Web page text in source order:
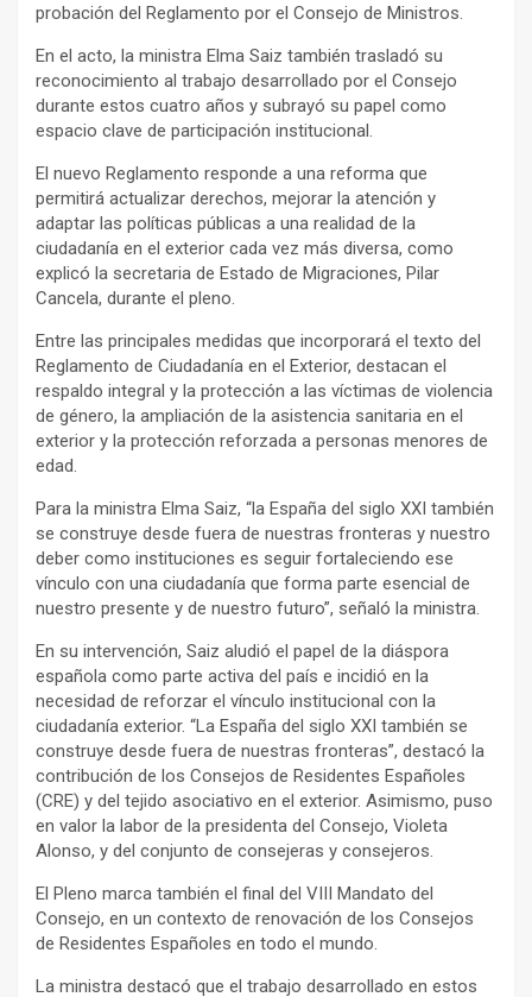
probación del Reglamento por el Consejo de Ministros.
En el acto, la ministra Elma Saiz también trasladó su
reconocimiento al trabajo desarrollado por el Consejo
durante estos cuatro años y subrayó su papel como
espacio clave de participación institucional.
El nuevo Reglamento responde a una reforma que
permitirá actualizar derechos, mejorar la atención y
adaptar las políticas públicas a una realidad de la
ciudadanía en el exterior cada vez más diversa, como
explicó la secretaria de Estado de Migraciones, Pilar
Cancela, durante el pleno.
Entre las principales medidas que incorporará el texto del
Reglamento de Ciudadanía en el Exterior, destacan el
respaldo integral y la protección a las víctimas de violencia
de género, la ampliación de la asistencia sanitaria en el
exterior y la protección reforzada a personas menores de
edad.
Para la ministra Elma Saiz, “la España del siglo XXI también
se construye desde fuera de nuestras fronteras y nuestro
deber como instituciones es seguir fortaleciendo ese
vínculo con una ciudadanía que forma parte esencial de
nuestro presente y de nuestro futuro”, señaló la ministra.
En su intervención, Saiz aludió el papel de la diáspora
española como parte activa del país e incidió en la
necesidad de reforzar el vínculo institucional con la
ciudadanía exterior. “La España del siglo XXI también se
construye desde fuera de nuestras fronteras”, destacó la
contribución de los Consejos de Residentes Españoles
(CRE) y del tejido asociativo en el exterior. Asimismo, puso
en valor la labor de la presidenta del Consejo, Violeta
Alonso, y del conjunto de consejeras y consejeros.
El Pleno marca también el final del VIII Mandato del
Consejo, en un contexto de renovación de los Consejos
de Residentes Españoles en todo el mundo.
La ministra destacó que el trabajo desarrollado en estos